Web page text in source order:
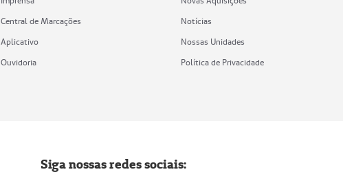
Central de Marcações
Aplicativo
Ouvidoria
Notícias
Nossas Unidades
Política de Privacidade
Siga nossas redes sociais: